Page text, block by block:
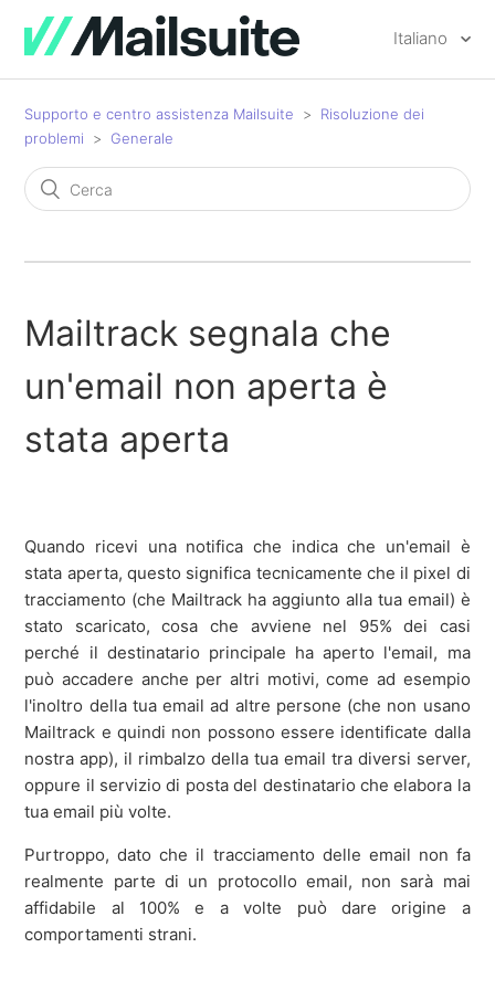
Italiano
Supporto e centro assistenza Mailsuite
Risoluzione dei
problemi
Generale
Mailtrack segnala che
un'email non aperta è
stata aperta
Quando ricevi una notifica che indica che un'email è
stata aperta, questo significa tecnicamente che il pixel di
tracciamento (che Mailtrack ha aggiunto alla tua email) è
stato scaricato, cosa che avviene nel 95% dei casi
perché il destinatario principale ha aperto l'email, ma
può accadere anche per altri motivi, come ad esempio
l'inoltro della tua email ad altre persone (che non usano
Mailtrack e quindi non possono essere identificate dalla
nostra app), il rimbalzo della tua email tra diversi server,
oppure il servizio di posta del destinatario che elabora la
tua email più volte.
Purtroppo, dato che il tracciamento delle email non fa
realmente parte di un protocollo email, non sarà mai
affidabile al 100% e a volte può dare origine a
comportamenti strani.